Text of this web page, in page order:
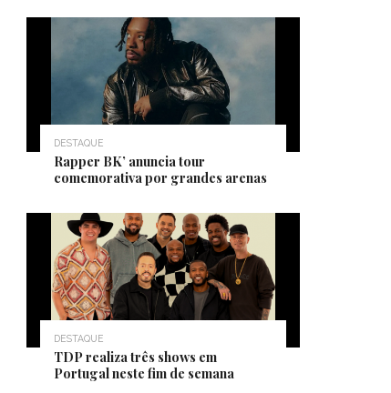
DESTAQUE
Rapper BK’ anuncia tour
comemorativa por grandes arenas
DESTAQUE
TDP realiza três shows em
Portugal neste fim de semana